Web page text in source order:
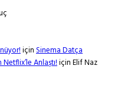
içinSinema Datça
Netflix’le Anlaştı!içinElif Naz